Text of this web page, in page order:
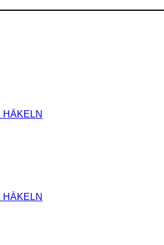
HÄKELN
HÄKELN